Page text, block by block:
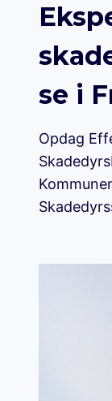
se i
Opdag